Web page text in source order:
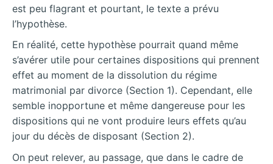
est peu flagrant et pourtant, le texte a prévu
l’hypothèse.
En réalité, cette hypothèse pourrait quand même
s’avérer utile pour certaines dispositions qui prennent
effet au moment de la dissolution du régime
matrimonial par divorce (Section 1). Cependant, elle
semble inopportune et même dangereuse pour les
dispositions qui ne vont produire leurs effets qu’au
jour du décès de disposant (Section 2).
On peut relever, au passage, que dans le cadre de